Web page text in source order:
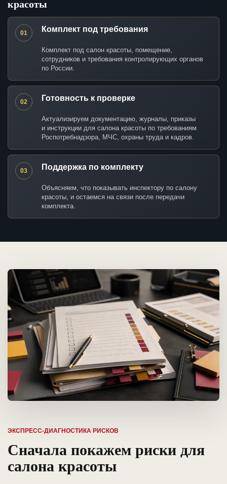
красоты
01 Комплект под требования
Комплект под салон красоты, помещение,
сотрудников и требования контролирующих органов
по России.
02 Готовность к проверке
Актуализируем документацию, журналы, приказы
и инструкции для салона красоты по требованиям
Роспотребнадзора, МЧС, охраны труда и кадров.
03 Поддержка по комплекту
Объясняем, что показывать инспектору по салону
красоты, и остаемся на связи после передачи
комплекта.
ЭКСПРЕСС-ДИАГНОСТИКА РИСКОВ
Сначала покажем риски для
салона красоты